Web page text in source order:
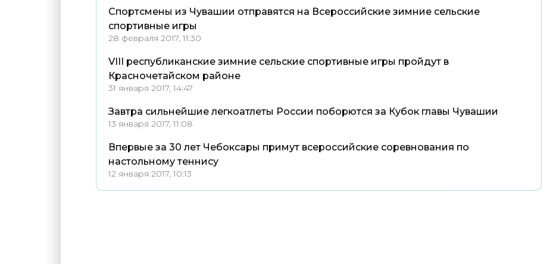
Спортсмены из Чувашии отправятся на Всероссийские зимние сельские
спортивные игры
28 февраля 2017, 11:30
VIII республиканские зимние сельские спортивные игры пройдут в
Красночетайском районе
31 января 2017, 14:47
Завтра сильнейшие легкоатлеты России поборются за Кубок главы Чувашии
13 января 2017, 11:08
Впервые за 30 лет Чебоксары примут всероссийские соревнования по
настольному теннису
12 января 2017, 10:13